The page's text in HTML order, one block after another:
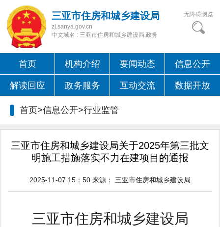
三亚市住房和城乡建设局
zj.sanya.gov.cn
中文域名 : 三亚市住房和城乡建设局.政务
无障碍浏览
首页 机构介绍 要闻动态 信息公开
解读回应 政务服务 互动交流 数据开放
首页>信息公开>行业监管
三亚市住房和城乡建设局关于2025年第三批文
明施工措施落实不力在建项目的通报
2025-11-07 15：50 来源： 三亚市住房和城乡建设局
三亚市住房和城乡建设局